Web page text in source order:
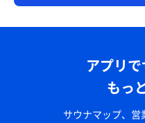
アプリ
もっ
サウナマップ、営